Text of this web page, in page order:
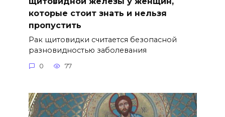
которые стоит знать и нельзя
пропустить
Рак щитовидки считается безопасной
разновидностью заболевания
0 77